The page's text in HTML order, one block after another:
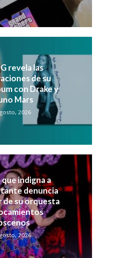
revela las
de su
con Drake y
Mars
2026
indigna a
denuncia
de su orquesta
2026